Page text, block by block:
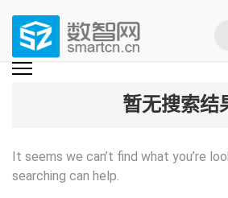
content
(Press
数智网
智能家居第一资讯门户 | 智能家居系统，智能
暂无搜索结
It seems we can’t find what you’re
searching can help.